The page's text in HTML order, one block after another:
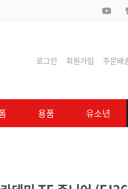
로그인 회원가입 주문배
용품 유소년